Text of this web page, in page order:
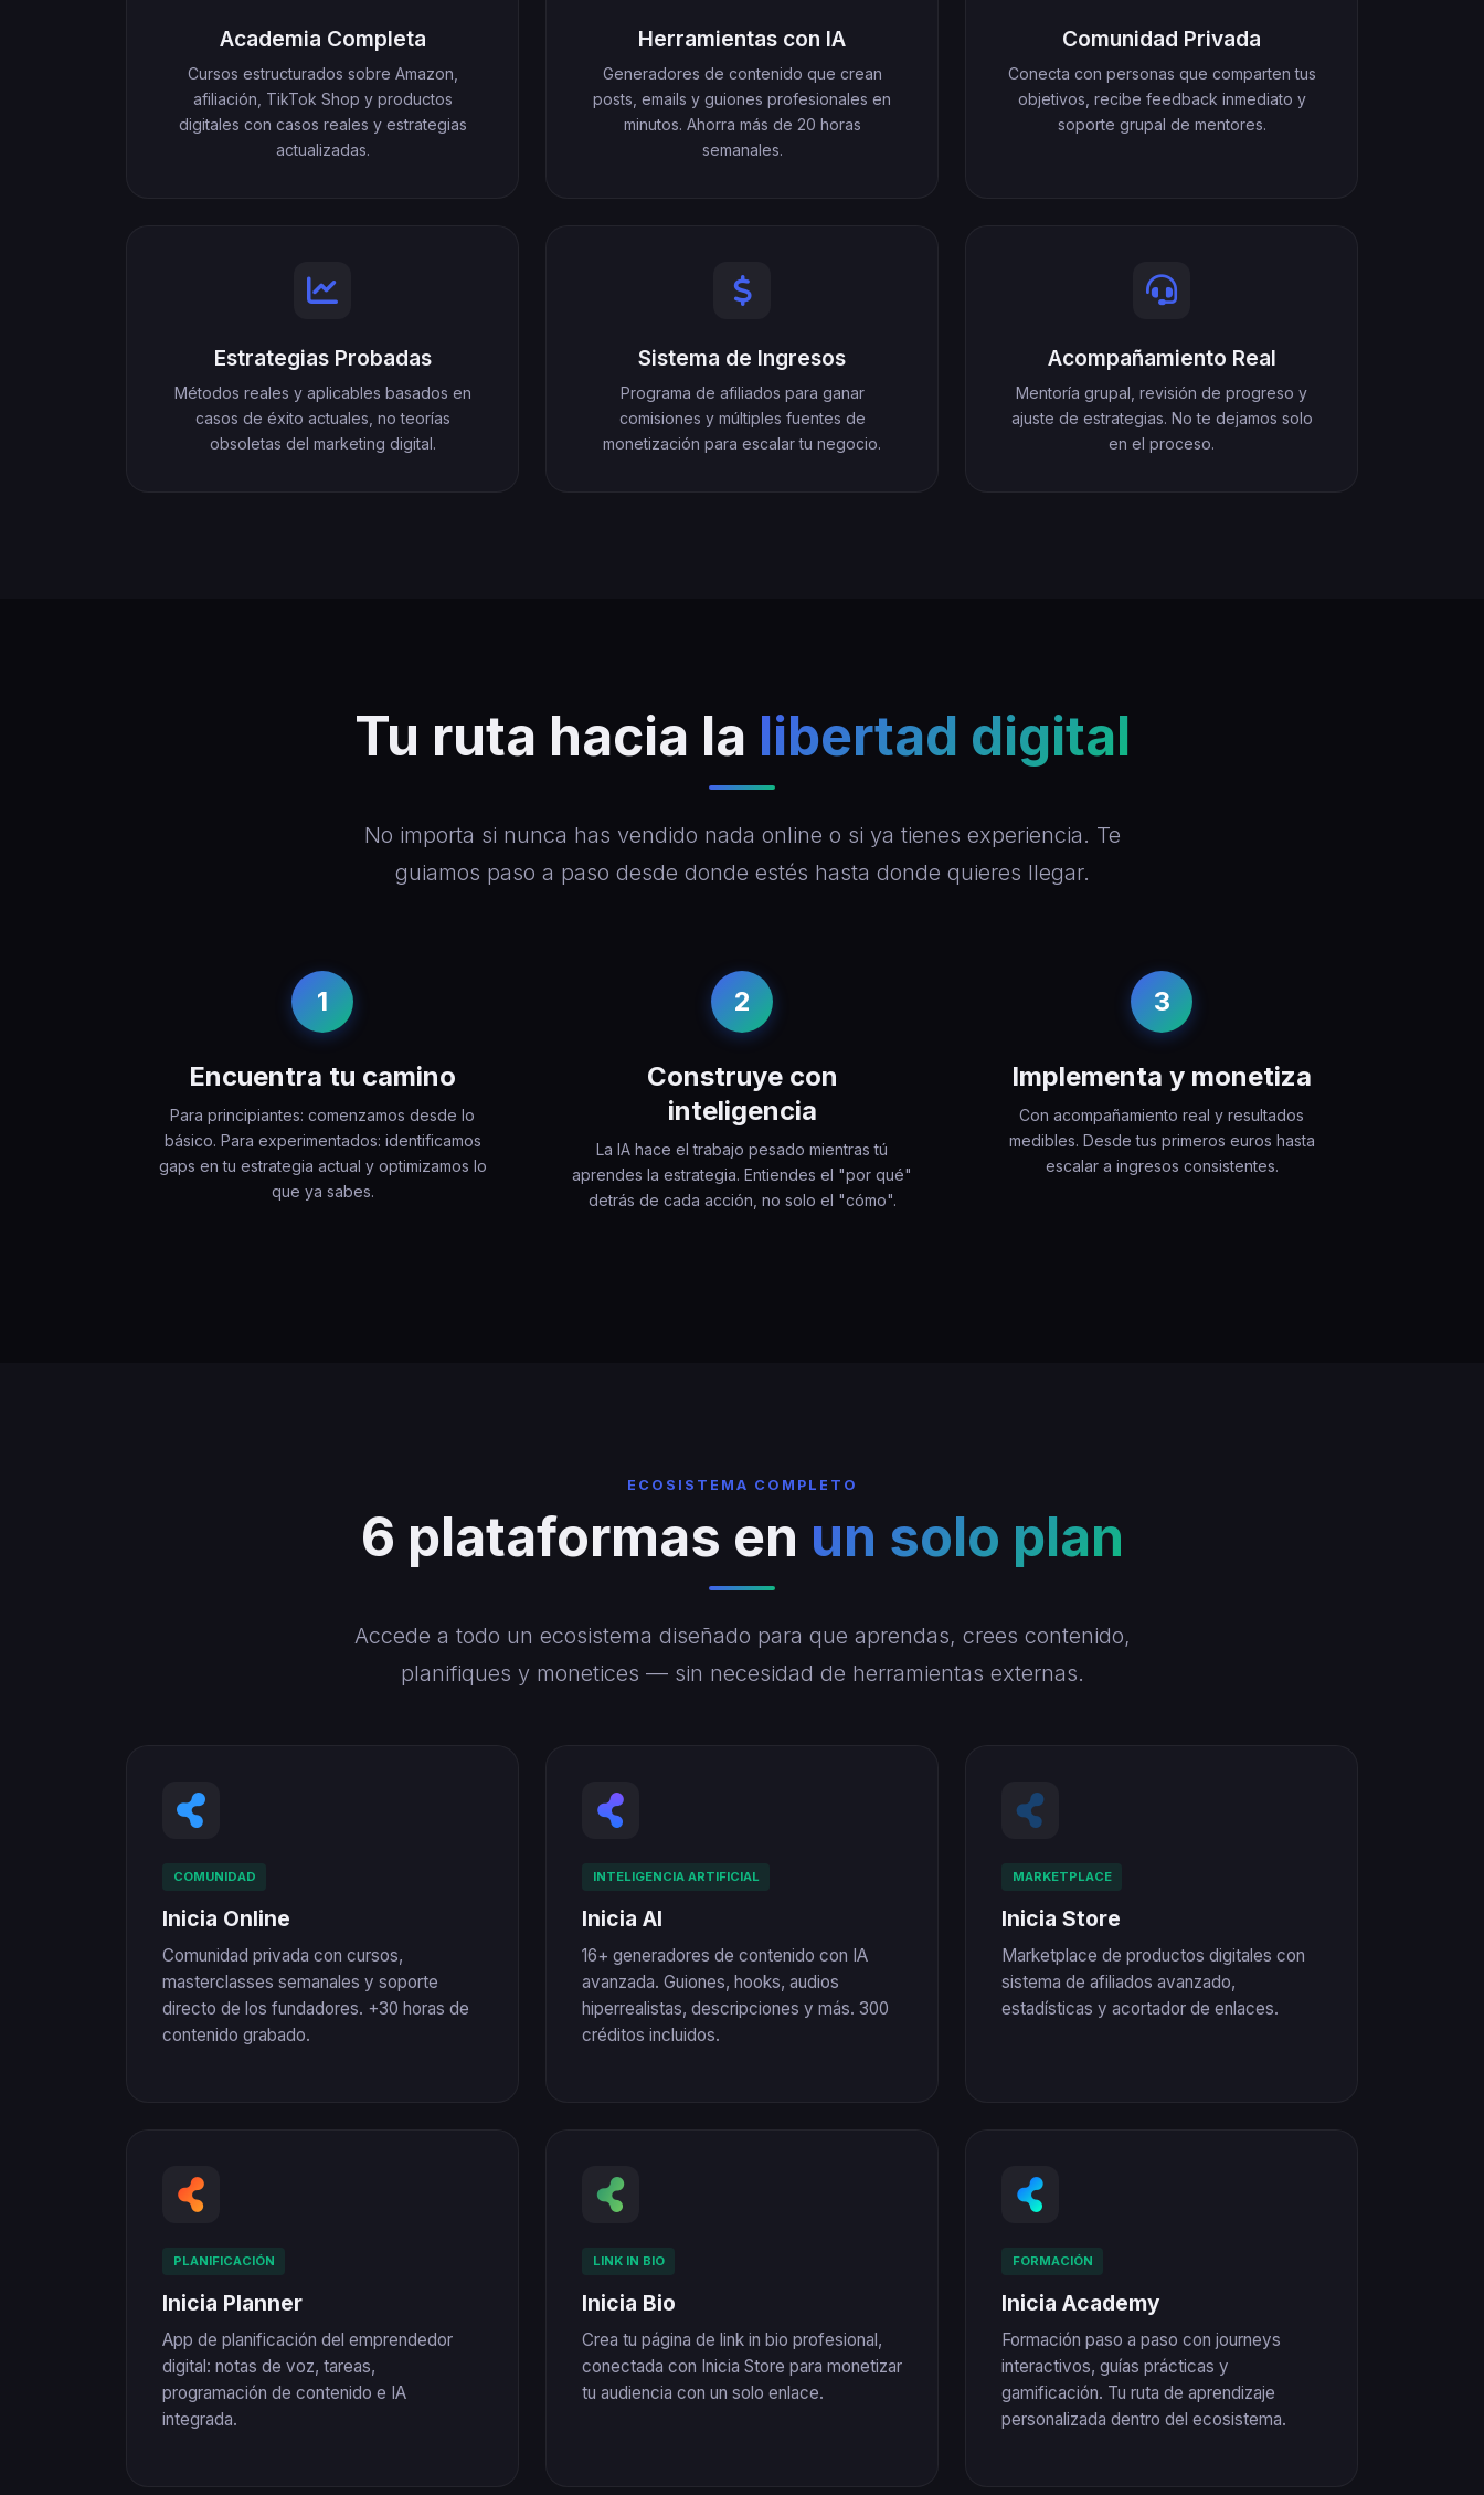
Academia Completa
Cursos estructurados sobre Amazon,
afiliación, TikTok Shop y productos
digitales con casos reales y estrategias
actualizadas.
Herramientas con IA
Generadores de contenido que crean
posts, emails y guiones profesionales en
minutos. Ahorra más de 20 horas
semanales.
Comunidad Privada
Conecta con personas que comparten tus
objetivos, recibe feedback inmediato y
soporte grupal de mentores.
Estrategias Probadas
Métodos reales y aplicables basados en
casos de éxito actuales, no teorías
obsoletas del marketing digital.
Sistema de Ingresos
Programa de afiliados para ganar
comisiones y múltiples fuentes de
monetización para escalar tu negocio.
Acompañamiento Real
Mentoría grupal, revisión de progreso y
ajuste de estrategias. No te dejamos solo
en el proceso.
Tu ruta hacia la libertad digital
No importa si nunca has vendido nada online o si ya tienes experiencia. Te
guiamos paso a paso desde donde estés hasta donde quieres llegar.
1
Encuentra tu camino
Para principiantes: comenzamos desde lo
básico. Para experimentados: identificamos
gaps en tu estrategia actual y optimizamos lo
que ya sabes.
2
Construye con
inteligencia
La IA hace el trabajo pesado mientras tú
aprendes la estrategia. Entiendes el "por qué"
detrás de cada acción, no solo el "cómo".
3
Implementa y monetiza
Con acompañamiento real y resultados
medibles. Desde tus primeros euros hasta
escalar a ingresos consistentes.
ECOSISTEMA COMPLETO
6 plataformas en un solo plan
Accede a todo un ecosistema diseñado para que aprendas, crees contenido,
planifiques y monetices — sin necesidad de herramientas externas.
COMUNIDAD
Inicia Online
Comunidad privada con cursos,
masterclasses semanales y soporte
directo de los fundadores. +30 horas de
contenido grabado.
INTELIGENCIA ARTIFICIAL
Inicia AI
16+ generadores de contenido con IA
avanzada. Guiones, hooks, audios
hiperrealistas, descripciones y más. 300
créditos incluidos.
MARKETPLACE
Inicia Store
Marketplace de productos digitales con
sistema de afiliados avanzado,
estadísticas y acortador de enlaces.
PLANIFICACIÓN
Inicia Planner
App de planificación del emprendedor
digital: notas de voz, tareas,
programación de contenido e IA
integrada.
LINK IN BIO
Inicia Bio
Crea tu página de link in bio profesional,
conectada con Inicia Store para monetizar
tu audiencia con un solo enlace.
FORMACIÓN
Inicia Academy
Formación paso a paso con journeys
interactivos, guías prácticas y
gamificación. Tu ruta de aprendizaje
personalizada dentro del ecosistema.